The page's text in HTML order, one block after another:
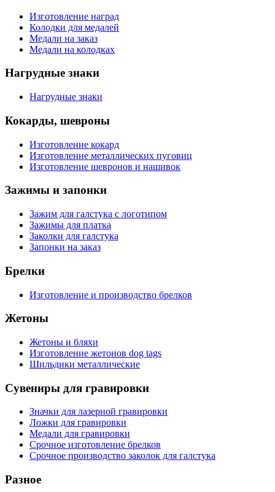
Изготовление наград
Колодки для медалей
Медали на заказ
Медали на колодках
Нагрудные знаки
Нагрудные знаки
Кокарды, шевроны
Изготовление кокард
Изготовление металлических пуговиц
Изготовление шевронов и нашивок
Зажимы и запонки
Зажим для галстука с логотипом
Зажимы для платка
Заколки для галстука
Запонки на заказ
Брелки
Изготовление и производство брелков
Жетоны
Жетоны и бляхи
Изготовление жетонов dog tags
Шильдики металлические
Сувениры для гравировки
Значки для лазерной гравировки
Ложки для гравировки
Медали для гравировки
Срочное изготовление брелков
Срочное производство заколок для галстука
Разное